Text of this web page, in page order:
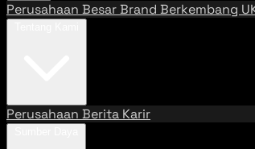
Perusahaan BesarBrand Berkembang
Perusahaan Berita Karir